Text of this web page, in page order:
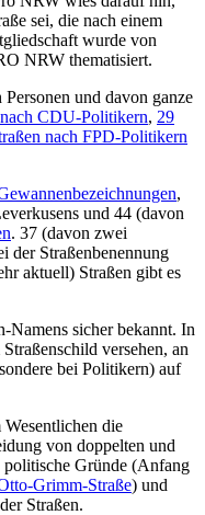
sei, die nach einem
wurde von
NRW thematisiert.
und davon ganze
CDU-Politikern, 29
nach FPD-Politikern
,
und 44 (davon
. 37 (davon zwei
der Straßenbenennung
aktuell) Straßen gibt es
Namens sicher bekannt. In
versehen, an
bei Politikern) auf
die
von doppelten und
politische Gründe (Anfang
Grimm-Straße) und
Straßen.